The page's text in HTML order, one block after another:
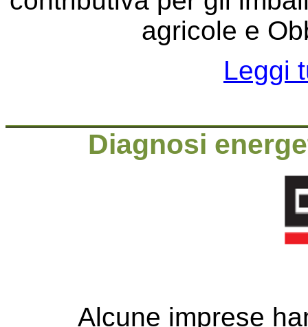
agricole e
Leggi
Diagnosi
Alcune imprese